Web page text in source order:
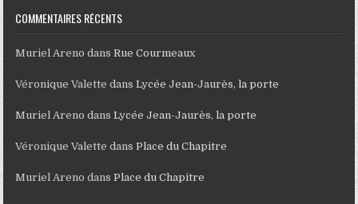
COMMENTAIRES RÉCENTS
Muriel Areno dansRue Courmeaux
Véronique Valette dansLycée Jean-Jaurès, la porte
Muriel Areno dansLycée Jean-Jaurès, la porte
Véronique Valette dansPlace du Chapitre
Muriel Areno dansPlace du Chapitre